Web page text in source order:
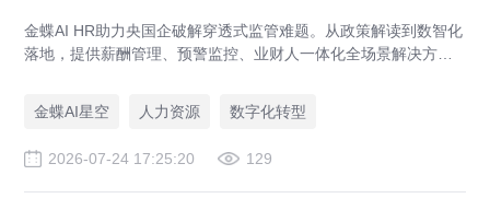
金蝶AI HR助力央国企破解穿透式监管难题。从政策解读到数智化
落地，提供薪酬管理、预警监控、业财人一体化全场景解决方
金蝶AI星空
人力资源 数字化转型
2026-07-24 17:25:20 129